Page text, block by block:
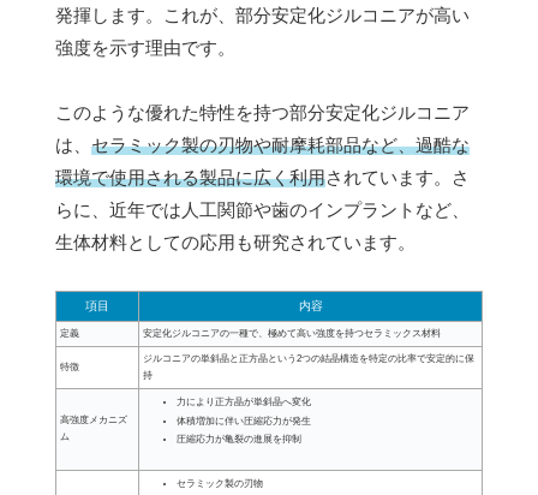
発揮します。これが、部分安定化ジルコニアが高い
強度を示す理由です。
このような優れた特性を持つ部分安定化ジルコニア
は、 セラミック製の刃物や耐摩耗部品など、過酷な
環境で使用される製品に広く利用されています。さ
らに、近年では人工関節や歯のインプラントなど、
生体材料としての応用も研究されています。
項目 内容
定義 安定化ジルコニアの一種で、極めて高い強度を持つセラミックス材料
特徴
ジルコニアの単斜晶と正方晶という2つの結晶構造を特定の比率で安定的に保
持
高強度メカニズ
ム
力により正方晶が単斜晶へ変化
体積増加に伴い圧縮応力が発生
圧縮応力が亀裂の進展を抑制
セラミック製の刃物